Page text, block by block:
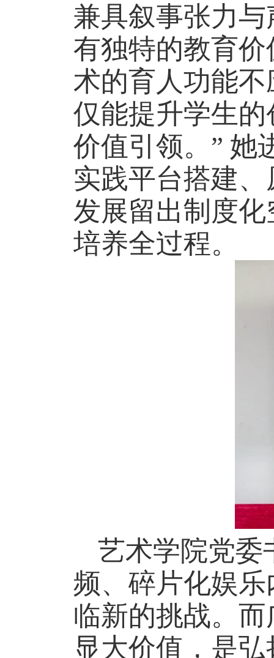
兼具叙事张力
有独特的教育
术的育人功能
仅能提升学生
价值引领。” 她
实践平台搭建
发展留出制度
培养全过程。
艺术学院党委
频、碎片化娱
临新的挑战。
显大价值，是